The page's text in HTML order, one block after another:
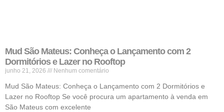
Mud São Mateus: Conheça o Lançamento com 2
Dormitórios e Lazer no Rooftop
junho 21, 2026 Nenhum comentário
Mud São Mateus: Conheça o Lançamento com 2 Dormitórios e
Lazer no Rooftop Se você procura um apartamento à venda em
São Mateus com excelente